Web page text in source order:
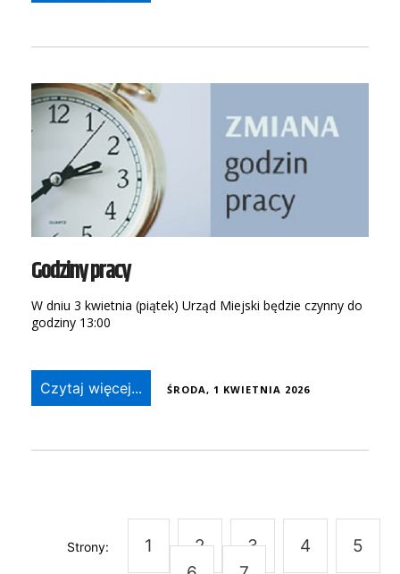
Godziny pracy
W dniu 3 kwietnia (piątek) Urząd Miejski będzie czynny do
godziny 13:00
Czytaj więcej... ŚRODA, 1 KWIETNIA 2026
Strony: 1 2 3 4
5